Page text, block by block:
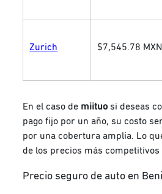
Zurich $7,545.78 MXN
En el caso de miituo si deseas
pago fijo por un año, su costo
por una cobertura amplia. Lo
de los precios más competitivos
Precio seguro de auto en